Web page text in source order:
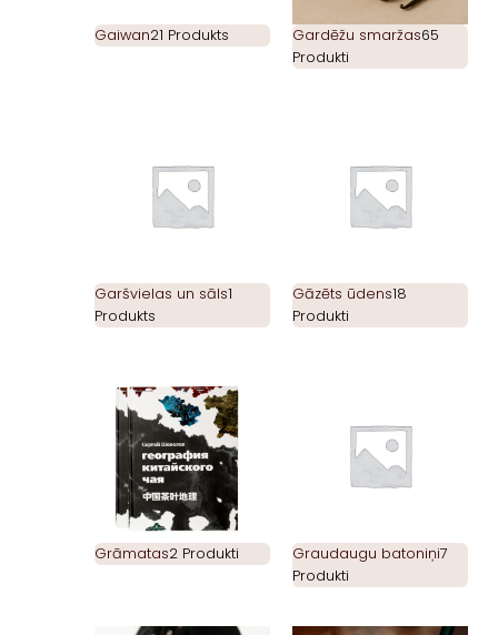
Gaiwan21 Produkts Gardēžu smaržas65
Produkti
Garšvielas un sāls1
Produkts
Gāzēts ūdens18
Produkti
Grāmatas2 Produkti Graudaugu batoniņi7
Produkti